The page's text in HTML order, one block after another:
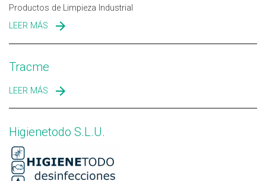
Productos de Limpieza Industrial
LEER MÁS SOBRE INSTAQUIM
Tracme
LEER MÁS SOBRE TRACME
Higienetodo S.L.U.